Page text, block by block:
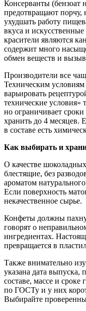
Консерванты (бензоат
предотвращают порчу,
ухудшать работу
вкуса и
красители являются
содержит много
обмен веществ и
Производители все
Техническим
варьировать
технические условия»
но ограничивает
хранить до 4 месяцев.
в составе есть
Как выбирать и
О качестве
блестящие, без
ароматом
Если поверхность
некачественное сырье.
Конфеты должны
говорят о
ингредиентах.
превращается в
Также внимательно
указана дата выпуска,
составе, массе и
по ГОСТу и у них
Выбирайте